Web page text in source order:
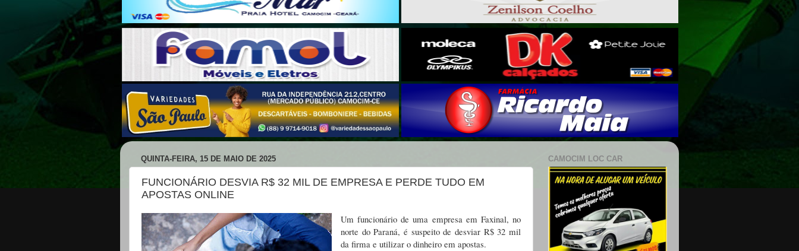
QUINTA-FEIRA, 15 DE MAIO DE 2025
FUNCIONÁRIO DESVIA R$ 32 MIL DE EMPRESA E PERDE TUDO EM
APOSTAS ONLINE
Um funcionário de uma empresa em Faxinal, no
norte do Paraná, é suspeito de desviar R$ 32 mil
da firma e utilizar o dinheiro em apostas.
CAMOCIM LOC CAR